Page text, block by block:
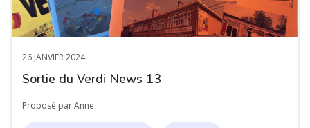
26 JANVIER 2024
Sortie du Verdi News 13
Proposé par Anne